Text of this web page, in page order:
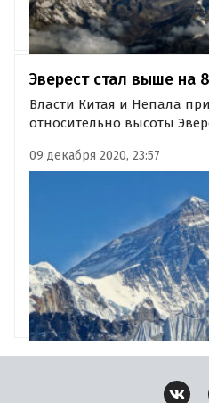
Эверест стал выше на
Власти Китая и Непала
относительно высоты
стала на 86 сантиметров
09 декабря 2020, 23:57